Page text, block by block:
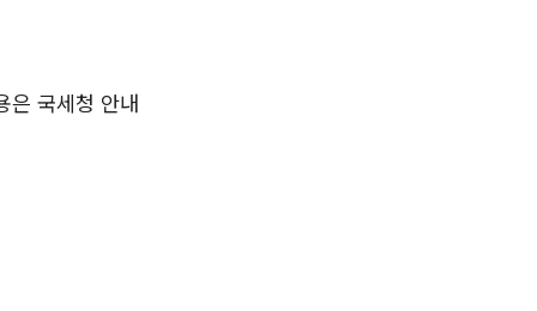
은 국세청 안내